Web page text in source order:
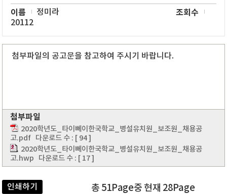
이름 정미라 조회수
20112
첨부파일의 공고문을 참고하여 주시기 바랍니다.
첨부파일
2020학년도_타이뻬이한국학교_병설유치원_보조원_채용공
고.pdf 다운로드 수 : [ 94 ]
2020학년도_타이뻬이한국학교_병설유치원_보조원_채용공
고.hwp 다운로드 수 : [ 17 ]
인쇄하기 총 51Page중 현재 28Page